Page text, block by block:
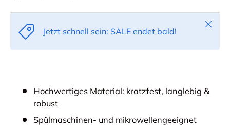
Jetzt schnell sein: SALE endet bald!
Hochwertiges Material: kratzfest, langlebig &
robust
Spülmaschinen- und mikrowellengeeignet